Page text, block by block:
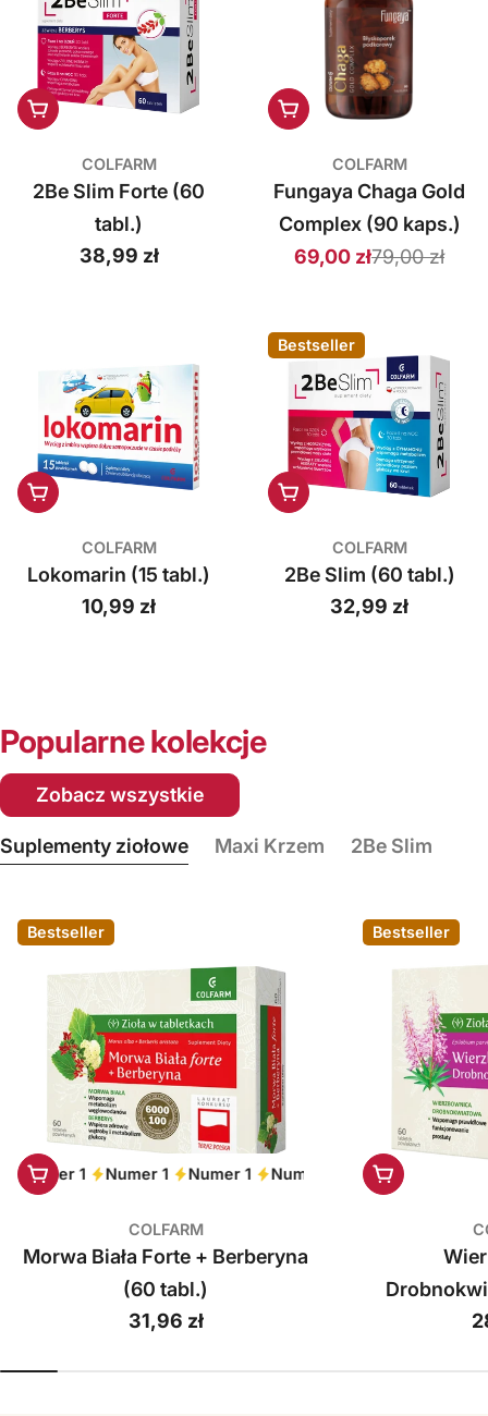
a
r
m
.
Dodaj do koszyka
COLFARM
2Be Slim Forte (60
tabl.)
Cena
38,99 zł
Dodaj do koszyka
COLFARM
Fungaya Chaga Gold
Complex (90 kaps.)
Cena
69,00 złCena
79,00 zł
Dodaj do koszyka
COLFARM
Lokomarin (15 tabl.)
Cena
10,99 zł
Bestseller
Dodaj do koszyka
COLFARM
2Be Slim (60 tabl.)
Cena
32,99 zł
Popularne kolekcje
Zobacz wszystkie
Suplementy ziołowe Maxi Krzem 2Be Slim
Bestseller
Numer 1 Numer 1 Numer 1 Numer 1 Numer 1
Dodaj do koszyka
COLFARM
Morwa Biała Forte + Berberyna
(60 tabl.)
Cena
31,96 zł
Bestseller
Dodaj do